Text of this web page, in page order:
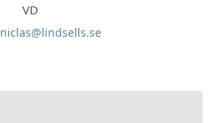
VD
niclas@lindsells.se